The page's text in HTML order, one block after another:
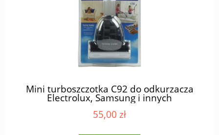
Mini turboszczotka C92 do odkurzacza
Electrolux, Samsung i innych
55,00 zł